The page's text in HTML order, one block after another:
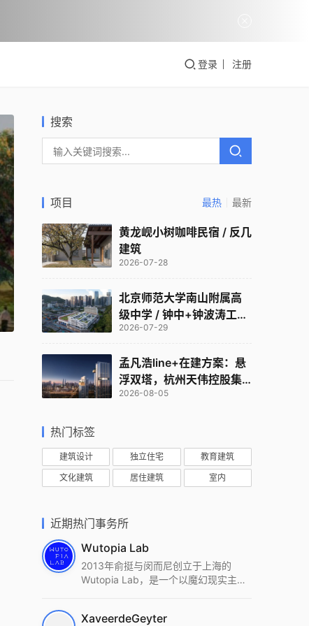
登录 注册
搜索
项目 最热 最新
黄龙岘小树咖啡民宿 / 反几
建筑
2026-07-28
北京师范大学南山附属高
级中学 / 钟中+钟波涛工作
室
2026-07-29
孟凡浩line+在建方案：悬
浮双塔，杭州天伟控股集
团总部
2026-08-05
热门标签
建筑设计 独立住宅 教育建筑
文化建筑 居住建筑 室内
近期热门事务所
Wutopia Lab
2013年俞挺与闵而尼创立于上海的
Wutopia Lab，是一个以魔幻现实主
统这种新的思维范式为基础，以上海性
XaveerdeGeyter